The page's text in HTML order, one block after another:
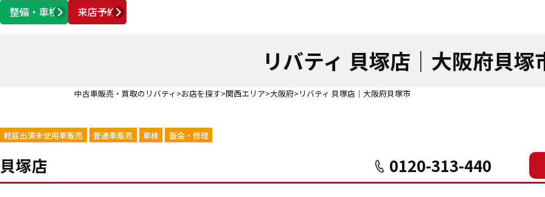
整備・車検
来店予約
営業時間 AM10:00 ～ PM6:00
リバティ 貝塚店｜ 大阪府貝塚
中古車販売・買取のリバティ お店を探す 関西エリア 大阪府 リバティ 貝塚店｜大阪府貝塚市
軽届出済未使用車販売 普通車販売 車検 鈑金・修理
貝塚店 0120-313-440